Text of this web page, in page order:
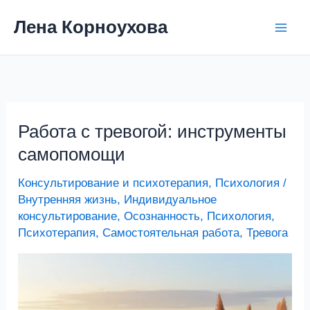
Лена Корноухова
Работа с тревогой: инструменты
самопомощи
Консультирование и психотерапия, Психология /
Внутренняя жизнь, Индивидуальное
консультирование,Осознанность, Психология,
Психотерапия,Самостоятельная работа,Тревога